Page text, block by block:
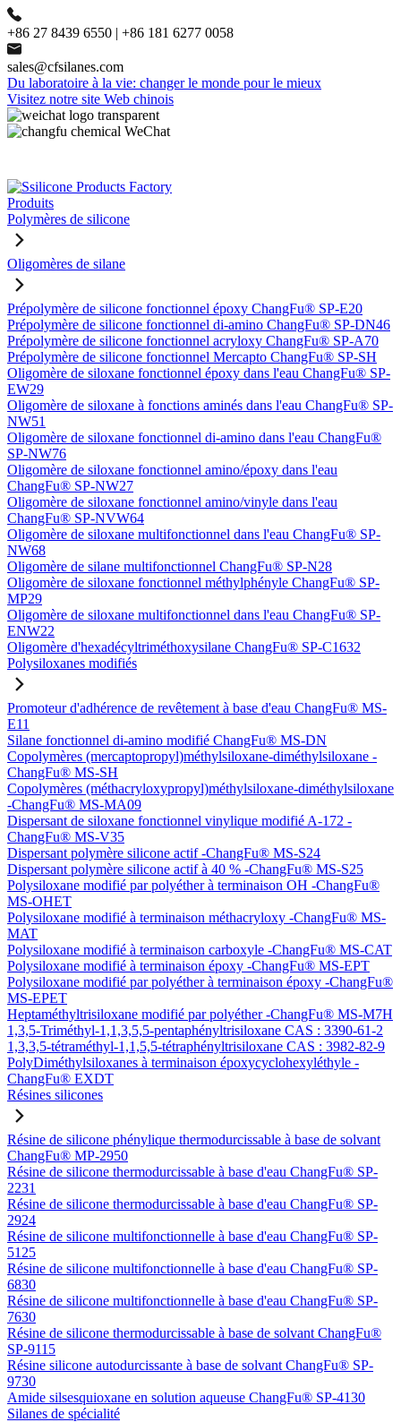
+86 27 8439 6550 | +86 181 6277 0058
sales@cfsilanes.com
Du laboratoire à la vie: changer le monde pour le mieux
Visitez notre site Web chinois
Produits
Polymères de silicone
Oligomères de silane
Prépolymère de silicone fonctionnel époxy ChangFu® SP-E20
Prépolymère de silicone fonctionnel di-amino ChangFu® SP-DN46
Prépolymère de silicone fonctionnel acryloxy ChangFu® SP-A70
Prépolymère de silicone fonctionnel Mercapto ChangFu® SP-SH
Oligomère de siloxane fonctionnel époxy dans l'eau ChangFu® SP-
EW29
Oligomère de siloxane à fonctions aminés dans l'eau ChangFu® SP-
NW51
Oligomère de siloxane fonctionnel di-amino dans l'eau ChangFu®
SP-NW76
Oligomère de siloxane fonctionnel amino/époxy dans l'eau
ChangFu® SP-NW27
Oligomère de siloxane fonctionnel amino/vinyle dans l'eau
ChangFu® SP-NVW64
Oligomère de siloxane multifonctionnel dans l'eau ChangFu® SP-
NW68
Oligomère de silane multifonctionnel ChangFu® SP-N28
Oligomère de siloxane fonctionnel méthylphényle ChangFu® SP-
MP29
Oligomère de siloxane multifonctionnel dans l'eau ChangFu® SP-
ENW22
Oligomère d'hexadécyltriméthoxysilane ChangFu® SP-C1632
Polysiloxanes modifiés
Promoteur d'adhérence de revêtement à base d'eau ChangFu® MS-
E11
Silane fonctionnel di-amino modifié ChangFu® MS-DN
Copolymères (mercaptopropyl)méthylsiloxane-diméthylsiloxane -
ChangFu® MS-SH
Copolymères (méthacryloxypropyl)méthylsiloxane-diméthylsiloxane
-ChangFu® MS-MA09
Dispersant de siloxane fonctionnel vinylique modifié A-172 -
ChangFu® MS-V35
Dispersant polymère silicone actif -ChangFu® MS-S24
Dispersant polymère silicone actif à 40 % -ChangFu® MS-S25
Polysiloxane modifié par polyéther à terminaison OH -ChangFu®
MS-OHET
Polysiloxane modifié à terminaison méthacryloxy -ChangFu® MS-
MAT
Polysiloxane modifié à terminaison carboxyle -ChangFu® MS-CAT
Polysiloxane modifié à terminaison époxy -ChangFu® MS-EPT
Polysiloxane modifié par polyéther à terminaison époxy -ChangFu®
MS-EPET
Heptaméthyltrisiloxane modifié par polyéther -ChangFu® MS-M7H
1,3,5-Triméthyl-1,1,3,5,5-pentaphényltrisiloxane CAS : 3390-61-2
1,3,3,5-tétraméthyl-1,1,5,5-tétraphényltrisiloxane CAS : 3982-82-9
PolyDiméthylsiloxanes à terminaison époxycyclohexyléthyle -
ChangFu® EXDT
Résines silicones
Résine de silicone phénylique thermodurcissable à base de solvant
ChangFu® MP-2950
Résine de silicone thermodurcissable à base d'eau ChangFu® SP-
2231
Résine de silicone thermodurcissable à base d'eau ChangFu® SP-
2924
Résine de silicone multifonctionnelle à base d'eau ChangFu® SP-
5125
Résine de silicone multifonctionnelle à base d'eau ChangFu® SP-
6830
Résine de silicone multifonctionnelle à base d'eau ChangFu® SP-
7630
Résine de silicone thermodurcissable à base de solvant ChangFu®
SP-9115
Résine silicone autodurcissante à base de solvant ChangFu® SP-
9730
Amide silsesquioxane en solution aqueuse ChangFu® SP-4130
Silanes de spécialité